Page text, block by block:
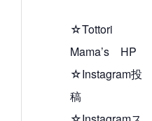
☆Tottori
Mama’s HP
☆Instagram投
稿